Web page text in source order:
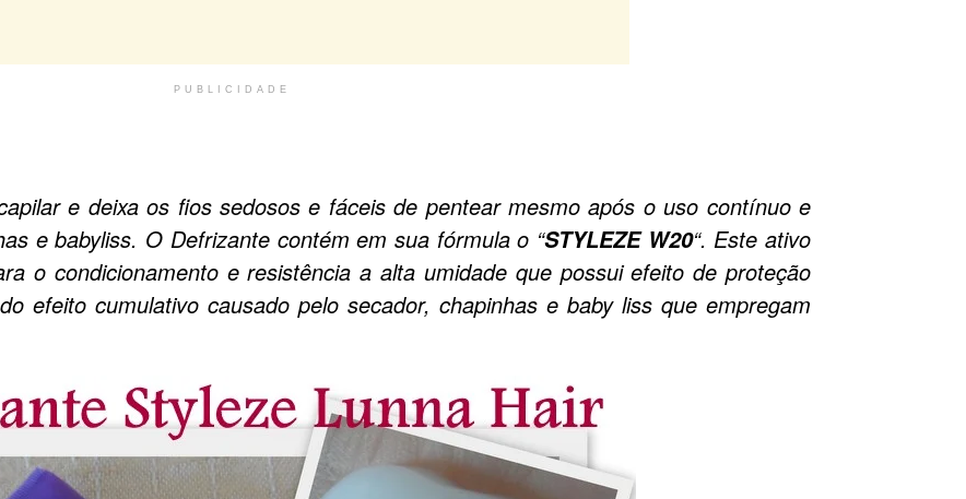
PUBLICIDADE
e deixa os fios sedosos e fáceis de pentear mesmo após o uso contínuo e
e babyliss. O Defrizante contém em sua fórmula o “STYLEZE W20“. Este ativo
o condicionamento e resistência a alta umidade que possui efeito de proteção
efeito cumulativo causado pelo secador, chapinhas e baby liss que empregam